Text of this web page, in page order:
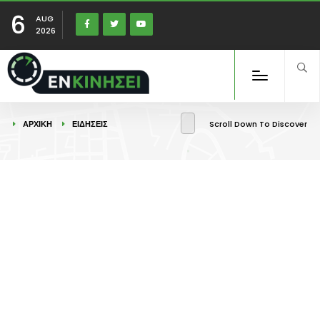
6
AUG
2026
ΑΡΧΙΚΉ ΕΙΔΉΣΕΙΣ Scroll Down To Discover